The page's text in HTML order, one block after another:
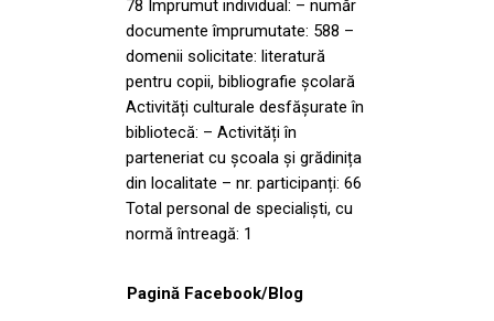
78 Împrumut individual: – număr
documente împrumutate: 588 –
domenii solicitate: literatură
pentru copii, bibliografie școlară
Activități culturale desfășurate în
bibliotecă: – Activități în
parteneriat cu școala și grădinița
din localitate – nr. participanți: 66
Total personal de specialiști, cu
normă întreagă: 1
Pagină Facebook/Blog